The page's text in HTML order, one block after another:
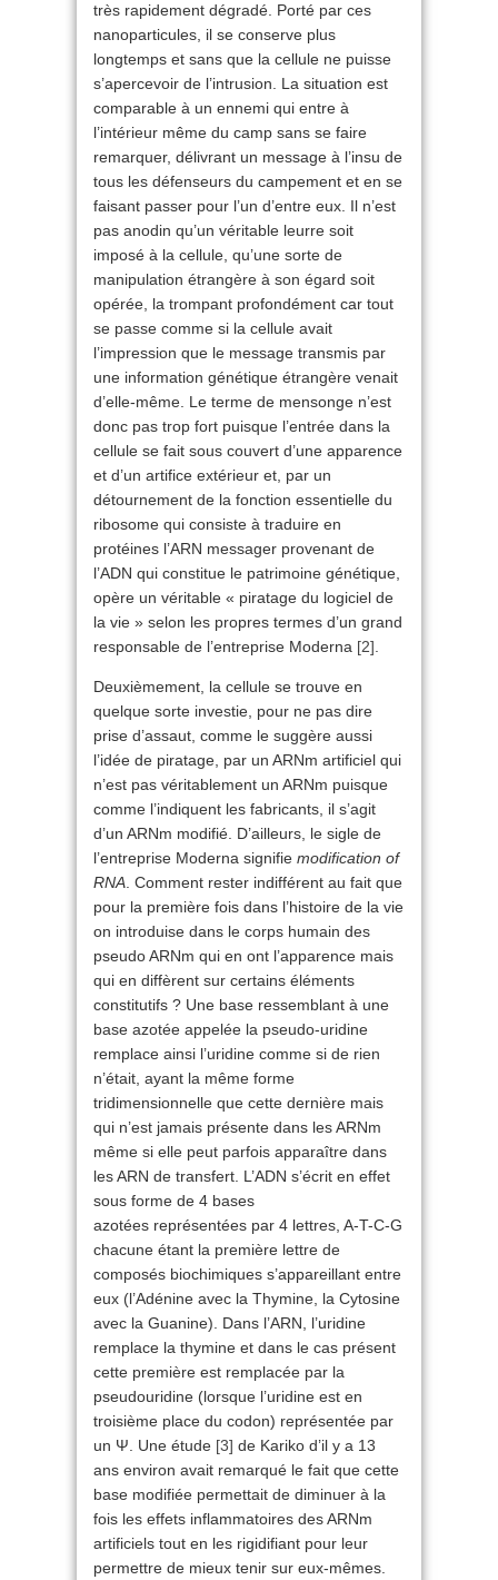
très rapidement dégradé. Porté par ces
nanoparticules, il se conserve plus
longtemps et sans que la cellule ne puisse
s’apercevoir de l’intrusion. La situation est
comparable à un ennemi qui entre à
l’intérieur même du camp sans se faire
remarquer, délivrant un message à l’insu de
tous les défenseurs du campement et en se
faisant passer pour l’un d’entre eux. Il n’est
pas anodin qu’un véritable leurre soit
imposé à la cellule, qu’une sorte de
manipulation étrangère à son égard soit
opérée, la trompant profondément car tout
se passe comme si la cellule avait
l’impression que le message transmis par
une information génétique étrangère venait
d’elle-même. Le terme de mensonge n’est
donc pas trop fort puisque l’entrée dans la
cellule se fait sous couvert d’une apparence
et d’un artifice extérieur et, par un
détournement de la fonction essentielle du
ribosome qui consiste à traduire en
protéines l’ARN messager provenant de
l’ADN qui constitue le patrimoine génétique,
opère un véritable « piratage du logiciel de
la vie » selon les propres termes d’un grand
responsable de l’entreprise Moderna [2]
Deuxièmement, la cellule se trouve en
quelque sorte investie, pour ne pas dire
prise d’assaut, comme le suggère aussi
l’idée de piratage, par un ARNm artificiel qui
n’est pas véritablement un ARNm puisque
comme l’indiquent les fabricants, il s’agit
d’un ARNm modifié. D’ailleurs, le sigle de
l’entreprise Moderna signifie modification of
RNA . Comment rester indifférent au fait que
pour la première fois dans l’histoire de la vie
on introduise dans le corps humain des
pseudo ARNm qui en ont l’apparence mais
qui en diffèrent sur certains éléments
constitutifs ? Une base ressemblant à une
base azotée appelée la pseudo-uridine
remplace ainsi l’uridine comme si de rien
n’était, ayant la même forme
tridimensionnelle que cette dernière mais
qui n’est jamais présente dans les ARNm
même si elle peut parfois apparaître dans
les ARN de transfert. L’ADN s’écrit en effet
sous forme de 4 bases
azotées représentées par 4 lettres, A-T-C-G
chacune étant la première lettre de
composés biochimiques s’appareillant entre
eux (l’Adénine avec la Thymine, la Cytosine
avec la Guanine). Dans l’ARN, l’uridine
remplace la thymine et dans le cas présent
cette première est remplacée par la
pseudouridine (lorsque l’uridine est en
troisième place du codon) représentée par
un Ψ. Une étude [3] de Kariko d’il y a 13
ans environ avait remarqué le fait que cette
base modifiée permettait de diminuer à la
fois les effets inflammatoires des ARNm
artificiels tout en les rigidifiant pour leur
permettre de mieux tenir sur eux-mêmes.